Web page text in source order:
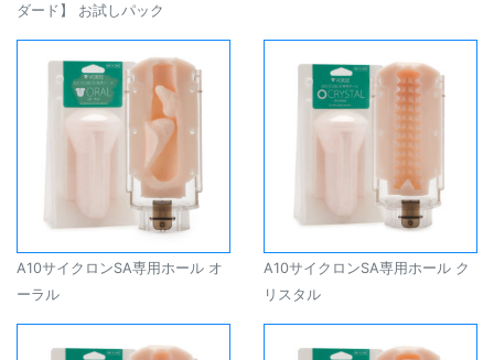
ダード】 お試しパック
A10サイクロンSA専用ホール オ
ーラル
A10サイクロンSA専用ホール ク
リスタル